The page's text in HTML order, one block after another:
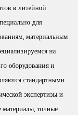
в литейной
для
материальным
на
оборудования и
стандартными
экспертизы и
материалы, точные